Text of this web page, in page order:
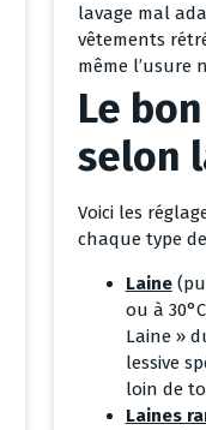
lavage mal
vêtements
même l’usure
Le
selon
Voici les
chaque type
Laine
ou à
Laine »
lessive
loin de
Laines